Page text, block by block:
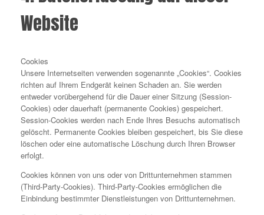
Website
Cookies
Unsere Internetseiten verwenden sogenannte „Cookies“. Cookies
richten auf Ihrem Endgerät keinen Schaden an. Sie werden
entweder vorübergehend für die Dauer einer Sitzung (Session-
Cookies) oder dauerhaft (permanente Cookies) gespeichert.
Session-Cookies werden nach Ende Ihres Besuchs automatisch
gelöscht. Permanente Cookies bleiben gespeichert, bis Sie diese
löschen oder eine automatische Löschung durch Ihren Browser
erfolgt.
Cookies können von uns oder von Drittunternehmen stammen
(Third-Party-Cookies). Third-Party-Cookies ermöglichen die
Einbindung bestimmter Dienstleistungen von Drittunternehmen.